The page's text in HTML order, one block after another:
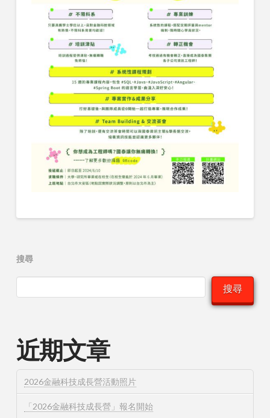
搜尋
搜尋
近期文章
2026金融科技成長營活動照片
「2026金融科技成長營」報名開始